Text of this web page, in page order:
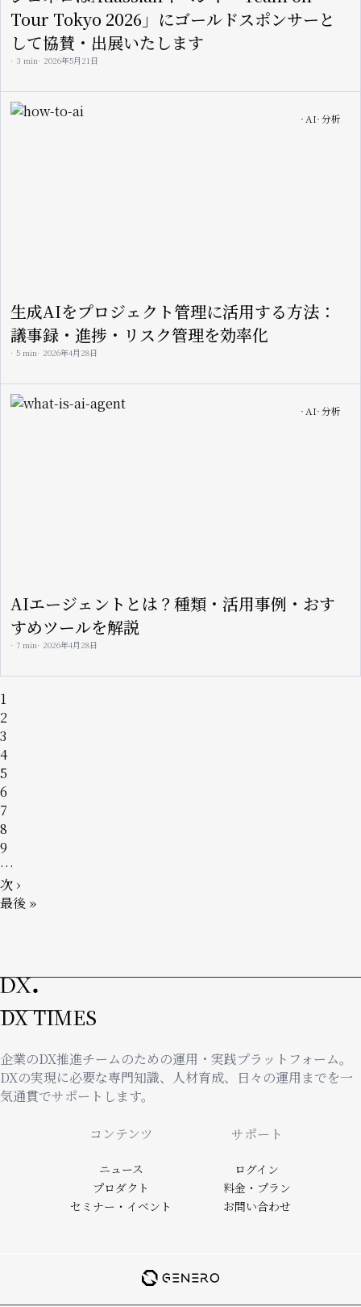
Tour Tokyo 2026」にゴールドスポンサーと
して協賛・出展いたします
3 min 2026年5月21日
Image AI 分析
生成AIをプロジェクト管理に活用する方法：
議事録・進捗・リスク管理を効率化
5 min 2026年4月28日
Image AI 分析
AIエージェントとは？種類・活用事例・おす
すめツールを解説
7 min 2026年4月28日
ペ
ー
ジ
送
り
ペ
ー
ジ
1
ペ
ー
ジ
2
ペ
ー
ジ
3
ペ
ー
ジ
4
ペ
ー
ジ
5
ペ
ー
ジ
6
ペ
ー
ジ
7
ペ
ー
ジ
8
ペ
ー
ジ
9
…
次
ペ
次 ›
最
ジ
最後 »
DX TIMES
企業のDX推進チームのための運用・実践プラットフォーム。
DXの実現に必要な専門知識、人材育成、日々の運用までを一
気通貫でサポートします。
コンテンツ
ニュース
プロダクト
セミナー・イベント
サポート
ログイン
料金・プラン
お問い合わせ